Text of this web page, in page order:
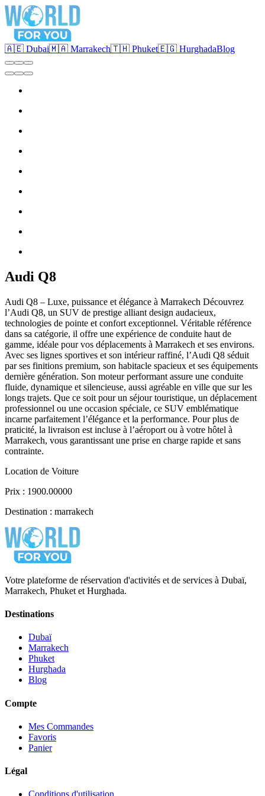
🇦🇪 Dubai🇲🇦 Marrakech🇹🇭 Phuket🇪🇬 HurghadaBlog
Audi Q8
Audi Q8 – Luxe, puissance et élégance à Marrakech Découvrez
l’Audi Q8, un SUV de prestige alliant design audacieux,
technologies de pointe et confort exceptionnel. Véritable référence
dans sa catégorie, il offre une expérience de conduite haut de
gamme, idéale pour vos déplacements à Marrakech et ses environs.
Avec ses lignes sportives et son intérieur raffiné, l’Audi Q8 séduit
par ses finitions premium, son habitacle spacieux et ses équipements
dernière génération. Son moteur performant assure une conduite
fluide, dynamique et silencieuse, aussi agréable en ville que sur les
longs trajets. Que ce soit pour un séjour touristique, un déplacement
professionnel ou une occasion spéciale, ce SUV emblématique
incarne parfaitement l’élégance et la performance. Pour plus de
praticité, la livraison est incluse à l’aéroport ou à votre hôtel à
Marrakech, vous garantissant une prise en charge rapide et sans
contrainte.
Location de Voiture
Prix : 1900.00000
Destination : marrakech
Votre plateforme de réservation d'activités et de services à Dubaï,
Marrakech, Phuket et Hurghada.
Destinations
Dubaï
Marrakech
Phuket
Hurghada
Blog
Compte
Mes Commandes
Favoris
Panier
Légal